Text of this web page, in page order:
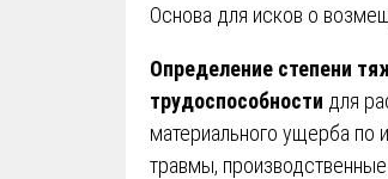
Основа для исков о
Определение степени
трудоспособности для
материального ущерба
травмы,